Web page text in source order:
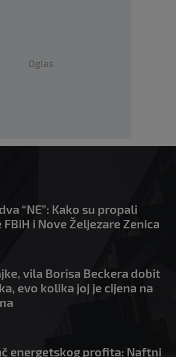
Oglas
“NE”: Kako su propali
i Nove Željezare Zenica
vila Borisa Beckera dobit
evo kolika joj je cijena na
energetskog profita: Naftni